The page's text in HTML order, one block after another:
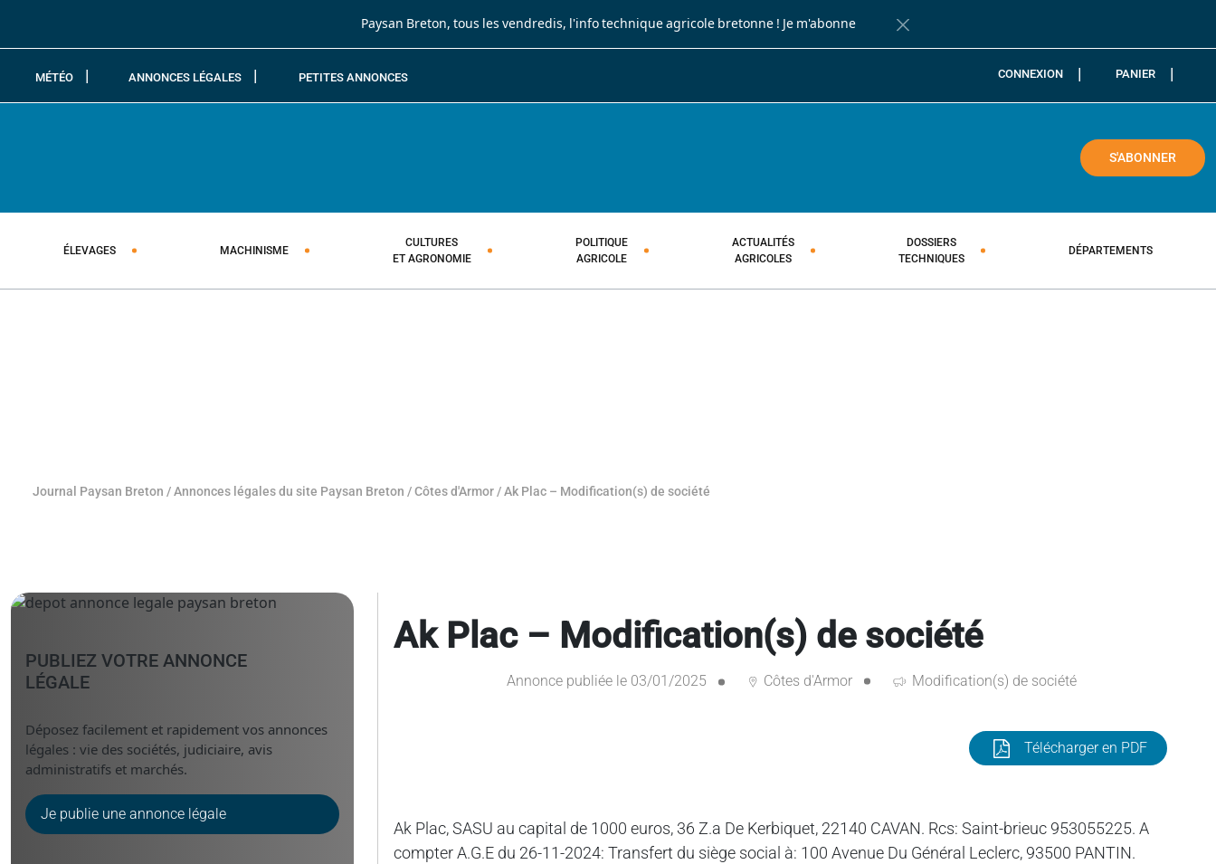
Paysan Breton, tous les vendredis, l'info technique agricole bretonne ! Je m'abonne
Fermer la barre de notification
MÉTÉO ANNONCES LÉGALES PETITES ANNONCES CONNEXION PANIER
S'ABONNER
ÉLEVAGES MACHINISME
CULTURES
ET AGRONOMIE
POLITIQUE
AGRICOLE
ACTUALITÉS
AGRICOLES
DOSSIERS
TECHNIQUES
DÉPARTEMENTS
Journal Paysan Breton /Annonces légales du site Paysan Breton /Côtes d'Armor/Ak Plac – Modification(s) de société
Ak Plac – Modification(s) de société
Annonce publiée le 03/01/2025 Côtes d'Armor Modification(s) de société
Télécharger en PDF
Ak Plac, SASU au capital de 1000 euros, 36 Z.a De Kerbiquet, 22140 CAVAN. Rcs: Saint-brieuc 953055225. A
compter A.G.E du 26-11-2024: Transfert du siège social à: 100 Avenue Du Général Leclerc, 93500 PANTIN.
PUBLIEZ VOTRE ANNONCE
LÉGALE
Déposez facilement et rapidement vos annonces
légales : vie des sociétés, judiciaire, avis
administratifs et marchés.
Je publie une annonce légale